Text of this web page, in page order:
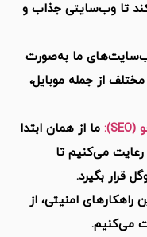
جذاب و
ما به‌صورت
موبایل،
از همان ابتدا
تا
امنیتی، از